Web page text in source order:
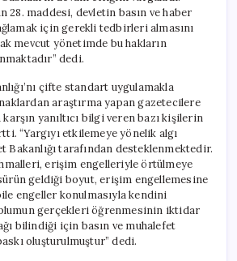
28. maddesi, devletin basın ve haber
için gerekli tedbirleri almasını
mevcut yönetimde bu hakların
dedi.
çifte standart uygulamakla
araştırma yapan gazetecilere
karşın yanıltıcı bilgi veren bazı kişilerin
“Yargıyı etkilemeye yönelik algı
Bakanlığı tarafından desteklenmektedir.
erişim engelleriyle örtülmeye
geldiği boyut, erişim engellemesine
engeller konulmasıyla kendini
gerçekleri öğrenmesinin iktidar
bilindiği için basın ve muhalefet
oluşturulmuştur” dedi.